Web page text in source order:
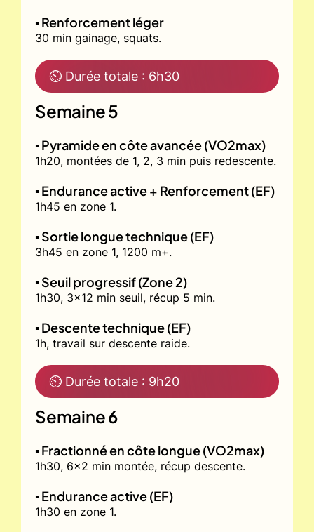
▪️ Renforcement léger
30 min gainage, squats.
⏲ Durée totale : 6h30
Semaine 5
▪️ Pyramide en côte avancée (VO2max)
1h20, montées de 1, 2, 3 min puis redescente.
▪️ Endurance active + Renforcement (EF)
1h45 en zone 1.
▪️ Sortie longue technique (EF)
3h45 en zone 1, 1200 m+.
▪️ Seuil progressif (Zone 2)
1h30, 3x12 min seuil, récup 5 min.
▪️ Descente technique (EF)
1h, travail sur descente raide.
⏲ Durée totale : 9h20
Semaine 6
▪️ Fractionné en côte longue (VO2max)
1h30, 6x2 min montée, récup descente.
▪️ Endurance active (EF)
1h30 en zone 1.